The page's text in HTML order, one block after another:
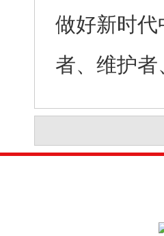
做好新时
者、维护